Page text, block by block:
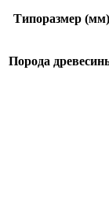
мм
Типоразмер (мм)
Порода